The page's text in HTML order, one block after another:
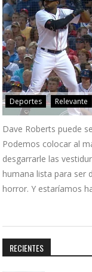
Deportes Relevante
Dave Roberts puede
Podemos colocar al
desgarrarle las
humana lista para ser
horror. Y estaríamos
RECIENTES